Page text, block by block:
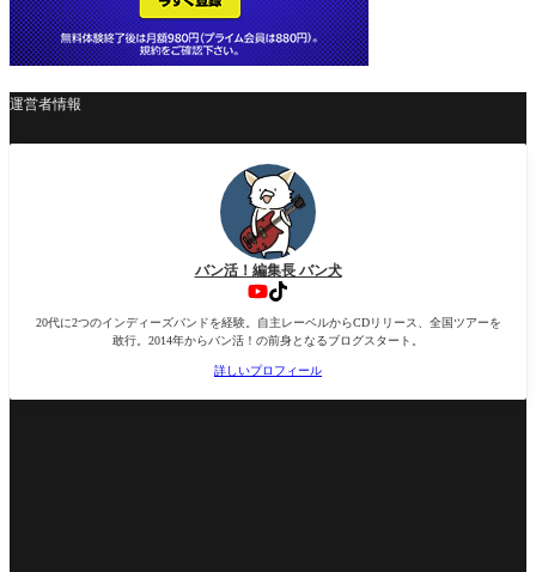
運営者情報
バン活！編集長 バン犬
20代に2つのインディーズバンドを経験。自主レーベルからCDリリース、全国ツアーを
敢行。2014年からバン活！の前身となるブログスタート。
詳しいプロフィール